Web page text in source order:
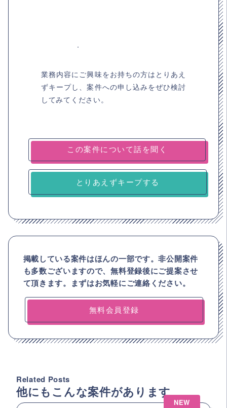
業務内容にご興味をお持ちの方はとりあえ
ずキープし、案件への申し込みをぜひ検討
してみてください。
とりあえずキープする
掲載している案件はほんの一部です。非公開案件
も多数ございますので、無料登録後にご提案させ
て頂きます。まずはお気軽にご連絡ください。
無料会員登録
Related Posts
他にもこんな案件があります
NEW